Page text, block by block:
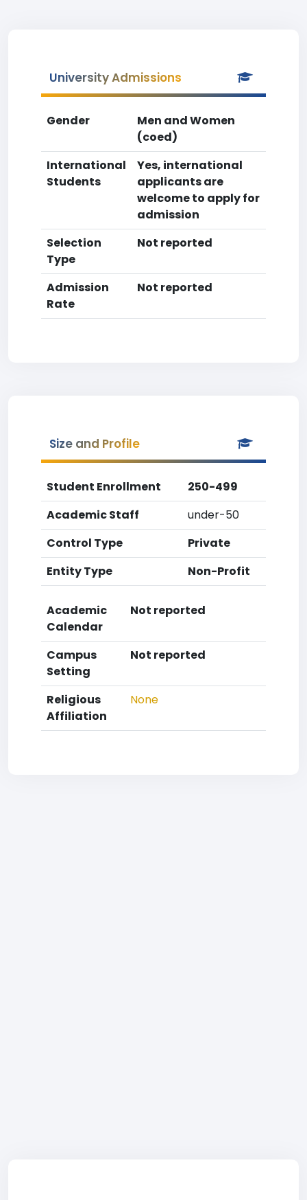
University Admissions
Gender
Men and Women
(coed)
International
Students
Yes, international
applicants are
welcome to apply for
admission
Selection
Type
Not reported
Admission
Rate
Not reported
Size and Profile
Student Enrollment
250-499
Academic Staff
under-50
Control Type
Private
Entity Type
Non-Profit
Academic
Calendar
Not reported
Campus
Setting
Not reported
Religious
Affiliation
None